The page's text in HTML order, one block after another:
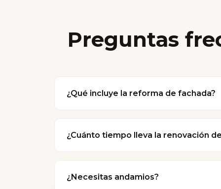
Preguntas
¿Qué incluye la reforma de fachada?
¿Cuánto tiempo lleva la renovación
¿Necesitas andamios?